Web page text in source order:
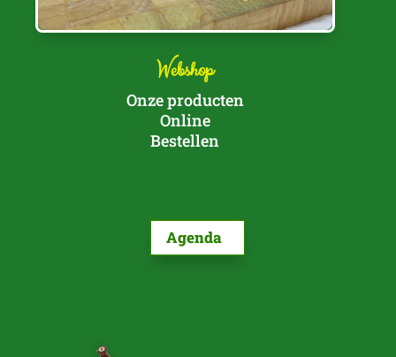
Webshop
Onze producten
Online
Bestellen
Agenda